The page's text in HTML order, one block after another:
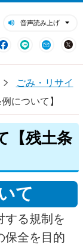
音声読み上げ
Facebook
LINE Mail
ごみ・リサイ
について】
【残土条
て
する規制を
保全を目的